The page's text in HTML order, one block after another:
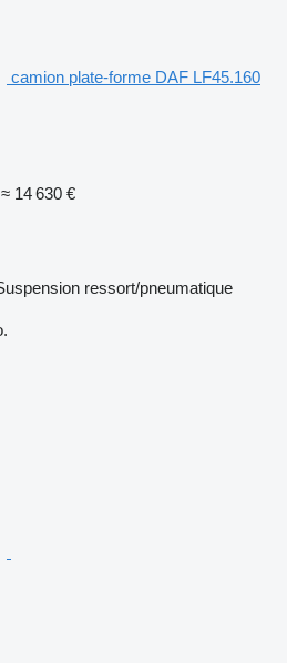
camion plate-forme DAF LF45.160
≈ 14 630 €
ressort/pneumatique